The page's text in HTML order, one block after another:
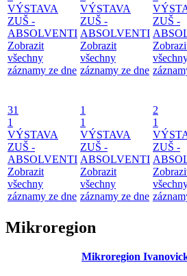
VÝSTAVA
ZUŠ -
ABSOLVENTI
Zobrazit
všechny
záznamy ze dne
VÝSTAVA
ZUŠ -
ABSOLVENTI
Zobrazit
všechny
záznamy ze dne
ZUŠ -
31
1
VÝSTAVA
ZUŠ -
ABSOLVENTI
Zobrazit
všechny
záznamy ze dne
1
1
VÝSTAVA
ZUŠ -
ABSOLVENTI
Zobrazit
všechny
záznamy ze dne
2
1
ZUŠ -
Mikroregion
Mikroregion